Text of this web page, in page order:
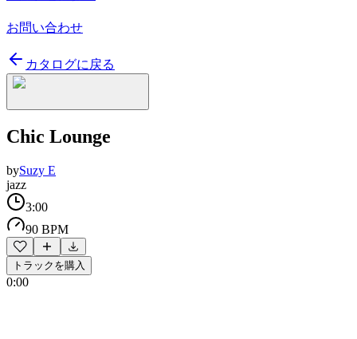
お問い合わせ
カタログに戻る
Chic Lounge
bySuzy E
jazz
3:00
90 BPM
トラックを購入
0:00